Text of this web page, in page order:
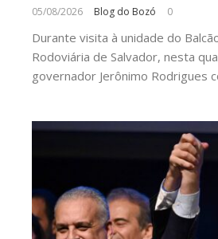
05/08/2026 Blog do Bozó 0
Durante visita à unidade do
Rodoviária de Salvador, nesta
governador Jerônimo Rodrigues